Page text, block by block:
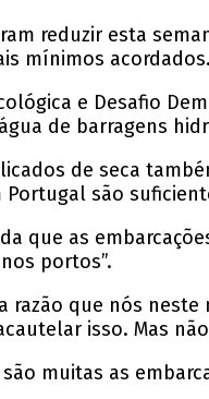
reduzir esta
mínimos
e Desafio
de barragens
de seca
são
que as
portos”.
razão que nós
isso. Mas
muitas as